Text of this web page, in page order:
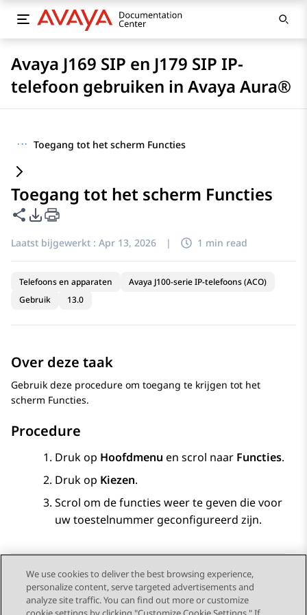
Avaya J169 SIP en J179 SIP IP-
telefoon gebruiken in Avaya Aura®
··· Toegang tot het scherm Functies
Toegang tot het scherm Functies
Deze pagina delen
Opties voor PDF exporteren
Laatst bijgewerkt : Apr 13, 2026 | 1 min read
Telefoons en apparaten
Avaya J100-serie IP-telefoons (ACO)
Gebruik
13.0
Over deze taak
Gebruik deze procedure om toegang te krijgen tot het
scherm Functies.
Procedure
Druk op Hoofdmenu en scrol naar Functies.
Druk op Kiezen.
Scrol om de functies weer te geven die voor
uw toestelnummer geconfigureerd zijn.
Send Feedback
We use cookies to deliver the best browsing experience,
personalize content, serve targeted advertisements and
analyze site traffic. You can find out more or customize